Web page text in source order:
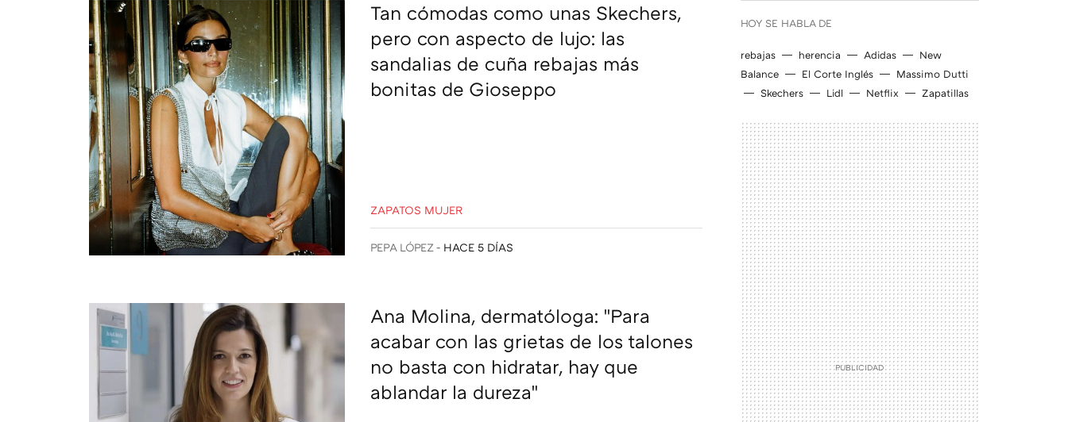
HOY SE HABLA DE
rebajas herencia Adidas
New
Balance
El Corte Inglés
Massimo Dutti
Skechers
Lidl Netflix Zapatillas
Tan cómodas como unas Skechers,
pero con aspecto de lujo: las
sandalias de cuña rebajas más
bonitas de Gioseppo
ZAPATOS MUJER
PEPA LÓPEZ HACE 5 DÍAS
Ana Molina, dermatóloga: "Para
acabar con las grietas de los talones
no basta con hidratar, hay que
ablandar la dureza"